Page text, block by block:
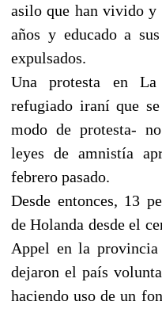
asilo que han vivido y
años y educado a
expulsados.
Una protesta en
refugiado iraní que
modo de protesta-
leyes de amnistía
febrero pasado.
Desde entonces, 13
de Holanda desde el
Appel en la provincia
dejaron el país
haciendo uso de un